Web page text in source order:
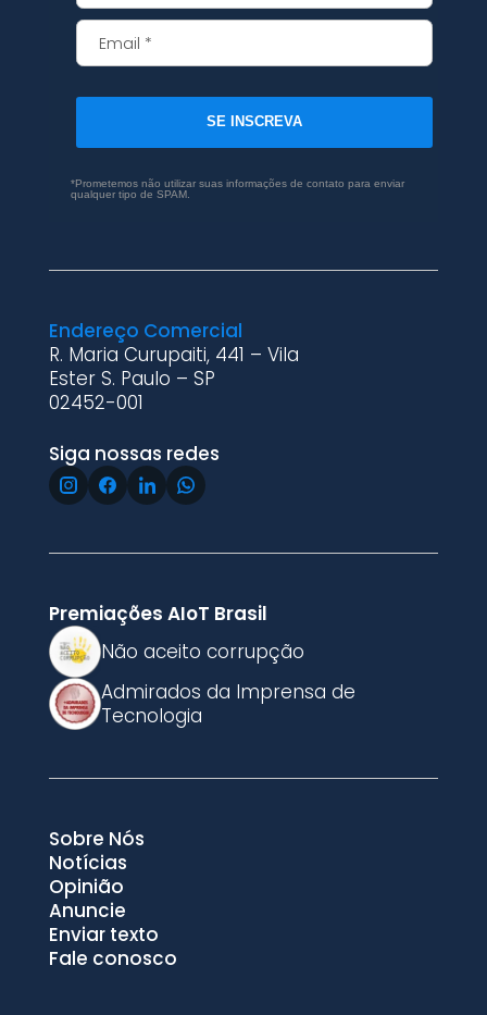
SE INSCREVA
*Prometemos não utilizar suas informações de contato para enviar
qualquer tipo de SPAM.
Endereço Comercial
R. Maria Curupaiti, 441 – Vila
Ester S. Paulo – SP
02452-001
Siga nossas redes
Premiações AIoT Brasil
Não aceito corrupção
Admirados da Imprensa de
Tecnologia
Sobre Nós
Notícias
Opinião
Anuncie
Enviar texto
Fale conosco